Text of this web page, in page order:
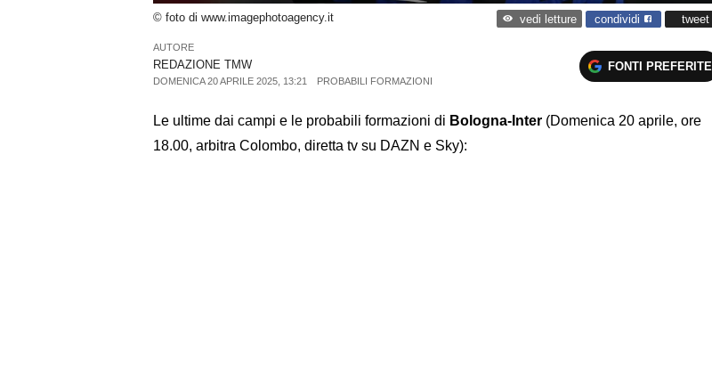
© foto di www.imagephotoagency.it vedi letture condividi tweet
AUTORE
REDAZIONE TMW
DOMENICA 20 APRILE 2025, 13:21 PROBABILI FORMAZIONI
FONTI PREFERITE
Le ultime dai campi e le probabili formazioni di Bologna-Inter (Domenica 20 aprile, ore
18.00, arbitra Colombo, diretta tv su DAZN e Sky):